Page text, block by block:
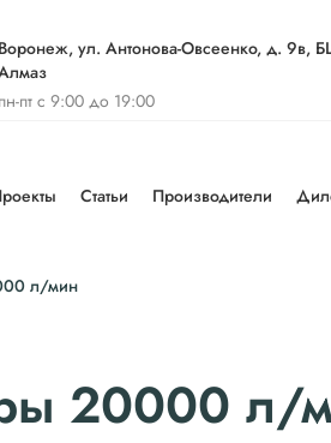
Воронеж, ул. Антонова-Овсеенко, д. 9в,
пн-пт с 9:00 до 19:00
Статьи Производители
л/мин
20000 л/